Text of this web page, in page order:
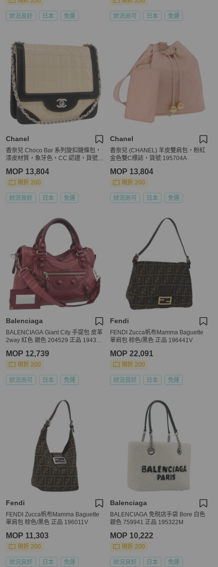
狀況良好 日本 免運 狀況尚可 日本 免運
Chanel
香奈兒 Choco Bar 系列旋扣鏈條包，
漆皮材質，象牙色，CC 認證，貨號 1
MOP 13,804
現折 200
狀況良好 日本 免運
Chanel
香奈兒 (CHANEL) 羊皮雙肩包，粉紅
金色雙C標誌，貨號 195704A
MOP 13,804
現折 200
狀況尚可 日本 免運
Balenciaga
BALENCIAGA Giant City 手提包 皮革
2way 紅色 銀色 204529 正品 194336
MOP 12,739
現折 200
狀況尚可 日本 免運
Fendi
FENDI Zucca帆布Mamma Baguette
單肩包 棕色/黑色 正品 196441V
MOP 22,091
現折 200
狀況良好 日本 免運
Fendi
FENDI Zucca帆布Mamma Baguette
單肩包 棕色/黑色 正品 196011V
MOP 11,303
現折 200
狀況良好 日本 免運
Balenciaga
BALENCIAGA 免稅店手袋 Bore 白色
銀色 759941 正品 195322M
MOP 10,222
現折 200
狀況良好 日本 免運